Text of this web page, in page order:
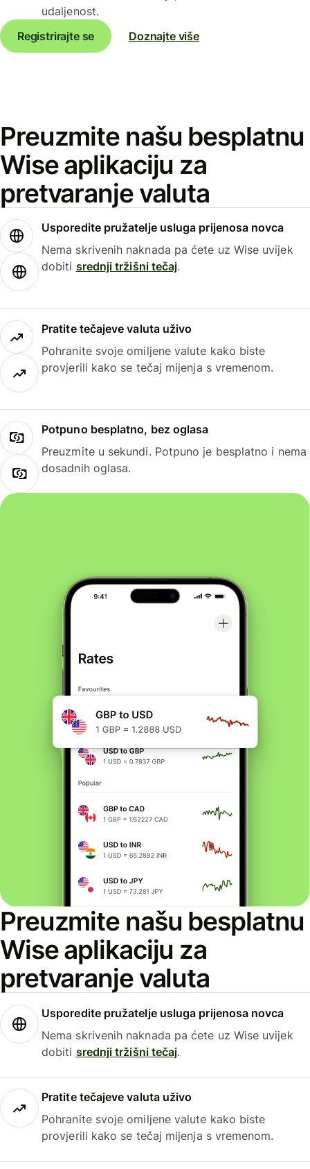
udaljenost.
Registrirajte se
Doznajte više
Preuzmite našu besplatnu
Wise aplikaciju za
pretvaranje valuta
Usporedite pružatelje usluga prijenosa novca
Nema skrivenih naknada pa ćete uz Wise uvijek
dobiti srednji tržišni tečaj.
Pratite tečajeve valuta uživo
Pohranite svoje omiljene valute kako biste
provjerili kako se tečaj mijenja s vremenom.
Potpuno besplatno, bez oglasa
Preuzmite u sekundi. Potpuno je besplatno i nema
dosadnih oglasa.
Preuzmite našu besplatnu
Wise aplikaciju za
pretvaranje valuta
Usporedite pružatelje usluga prijenosa novca
Nema skrivenih naknada pa ćete uz Wise uvijek
dobiti srednji tržišni tečaj.
Pratite tečajeve valuta uživo
Pohranite svoje omiljene valute kako biste
provjerili kako se tečaj mijenja s vremenom.